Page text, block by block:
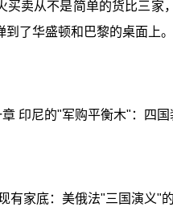
买卖从不是简单的货比三家
到了华盛顿和巴黎的桌面上
章 印尼的"军购平衡木"：四国
有家底：美俄法"三国演义"